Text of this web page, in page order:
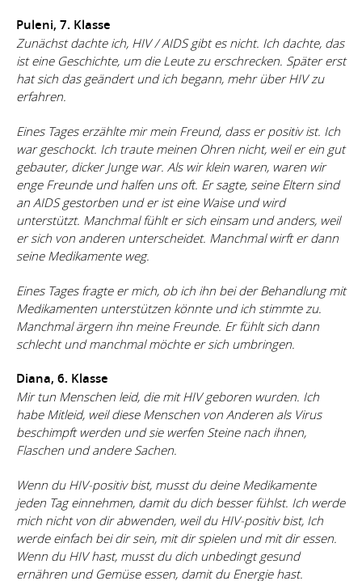
Puleni, 7. Klasse
Zunächst dachte ich, HIV / AIDS gibt es nicht. Ich dachte, das
ist eine Geschichte, um die Leute zu erschrecken. Später erst
hat sich das geändert und ich begann, mehr über HIV zu
erfahren.
Eines Tages erzählte mir mein Freund, dass er positiv ist. Ich
war geschockt. Ich traute meinen Ohren nicht, weil er ein gut
gebauter, dicker Junge war. Als wir klein waren, waren wir
enge Freunde und halfen uns oft. Er sagte, seine Eltern sind
an AIDS gestorben und er ist eine Waise und wird
unterstützt. Manchmal fühlt er sich einsam und anders, weil
er sich von anderen unterscheidet. Manchmal wirft er dann
seine Medikamente weg.
Eines Tages fragte er mich, ob ich ihn bei der Behandlung mit
Medikamenten unterstützen könnte und ich stimmte zu.
Manchmal ärgern ihn meine Freunde. Er fühlt sich dann
schlecht und manchmal möchte er sich umbringen.
Diana, 6. Klasse
Mir tun Menschen leid, die mit HIV geboren wurden. Ich
habe Mitleid, weil diese Menschen von Anderen als Virus
beschimpft werden und sie werfen Steine nach ihnen,
Flaschen und andere Sachen.
Wenn du HIV-positiv bist, musst du deine Medikamente
jeden Tag einnehmen, damit du dich besser fühlst. Ich werde
mich nicht von dir abwenden, weil du HIV-positiv bist, Ich
werde einfach bei dir sein, mit dir spielen und mit dir essen.
Wenn du HIV hast, musst du dich unbedingt gesund
ernähren und Gemüse essen, damit du Energie hast.